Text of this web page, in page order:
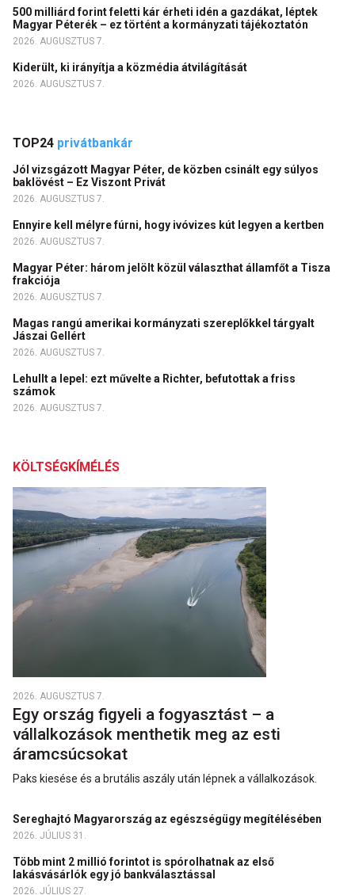
500 milliárd forint feletti kár érheti idén a gazdákat, léptek
Magyar Péterék – ez történt a kormányzati tájékoztatón
2026. AUGUSZTUS 7.
Kiderült, ki irányítja a közmédia átvilágítását
2026. AUGUSZTUS 7.
TOP24 privátbankár
Jól vizsgázott Magyar Péter, de közben csinált egy súlyos
baklövést – Ez Viszont Privát
2026. AUGUSZTUS 7.
Ennyire kell mélyre fúrni, hogy ivóvizes kút legyen a kertben
2026. AUGUSZTUS 7.
Magyar Péter: három jelölt közül választhat államfőt a Tisza
frakciója
2026. AUGUSZTUS 7.
Magas rangú amerikai kormányzati szereplőkkel tárgyalt
Jászai Gellért
2026. AUGUSZTUS 7.
Lehullt a lepel: ezt művelte a Richter, befutottak a friss
számok
2026. AUGUSZTUS 7.
KÖLTSÉGKÍMÉLÉS
2026. AUGUSZTUS 7.
Egy ország figyeli a fogyasztást – a
vállalkozások menthetik meg az esti
áramcsúcsokat
Paks kiesése és a brutális aszály után lépnek a vállalkozások.
Sereghajtó Magyarország az egészségügy megítélésében
2026. JÚLIUS 31.
Több mint 2 millió forintot is spórolhatnak az első
lakásvásárlók egy jó bankválasztással
2026. JÚLIUS 27.